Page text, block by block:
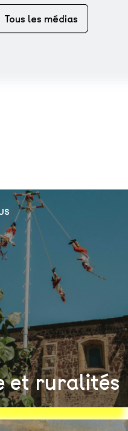
Tous les médias
et ruralités